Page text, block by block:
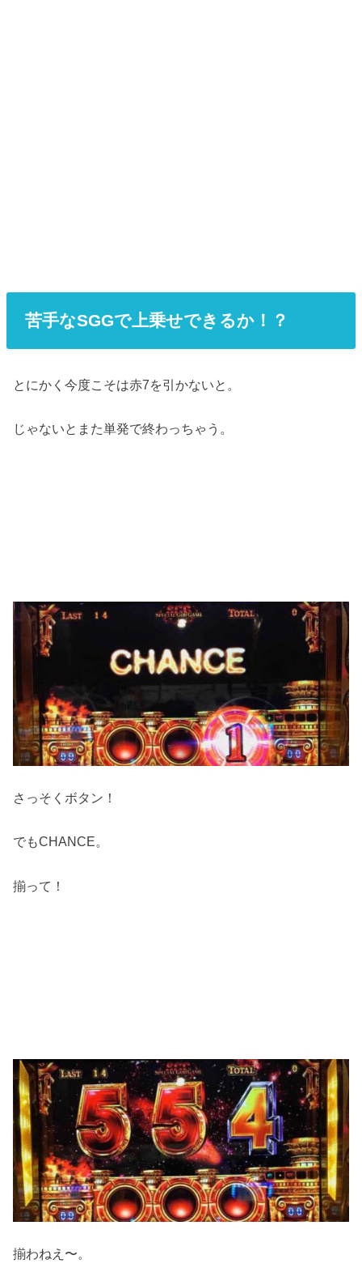
苦手なSGGで上乗せできるか！？
とにかく今度こそは赤7を引かないと。
じゃないとまた単発で終わっちゃう。
さっそくボタン！
でもCHANCE。
揃って！
揃わねえ〜。